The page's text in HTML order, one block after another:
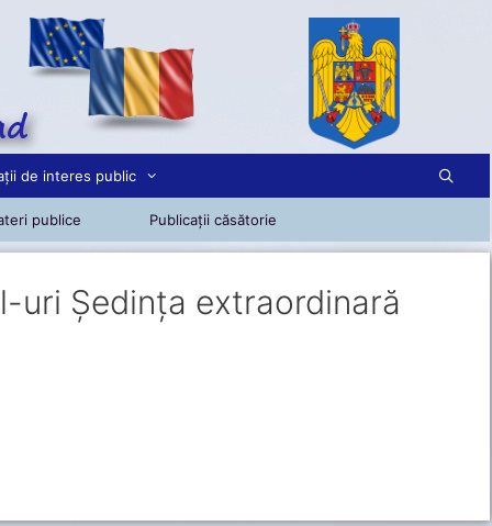
de interes public
publice Publicații căsătorie
uri Ședința extraordinară